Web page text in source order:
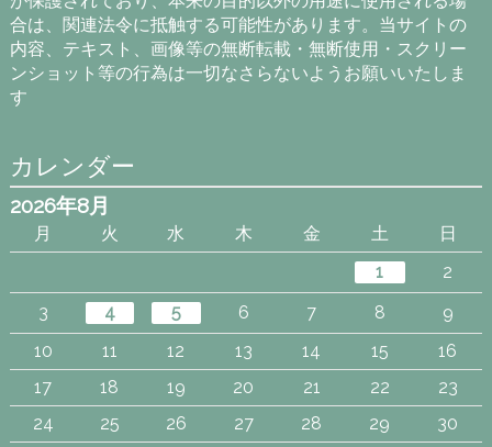
合は、関連法令に抵触する可能性があります。当サイトの
内容、テキスト、画像等の無断転載・無断使用・スクリー
ンショット等の行為は一切なさらないようお願いいたしま
す
カレンダー
2026年8月
月 火 水 木 金 土
日
1
2
3
4 5 6 7 8
9
10
11 12 13 14 15
16
17
18 19 20 21 22
23
24
25 26 27 28 29
30